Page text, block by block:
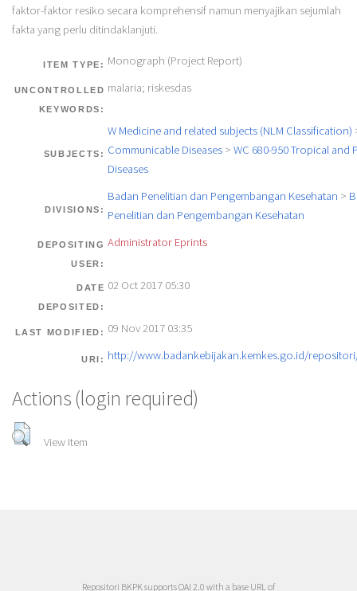
faktor-faktor resiko secara komprehensif namun menyajikan sejumlah
fakta yang perlu ditindaklanjuti.
ITEM TYPE: Monograph (Project Report)
UNCONTROLLED
KEYWORDS:
malaria; riskesdas
SUBJECTS:
W Medicine and related subjects (NLM Classification)
Communicable Diseases> WC 680-950 Tropical and
Diseases
DIVISIONS:
Badan Penelitian dan Pengembangan Kesehatan >
Penelitian dan Pengembangan Kesehatan
DEPOSITING
USER:
Administrator Eprints
DATE
DEPOSITED:
02 Oct 2017 05:30
LAST MODIFIED: 09 Nov 2017 03:35
URI: http://www.badankebijakan.kemkes.go.id/
Actions (login required)
View Item
Repositori BKPK supportsOAI 2.0 with a base URL of